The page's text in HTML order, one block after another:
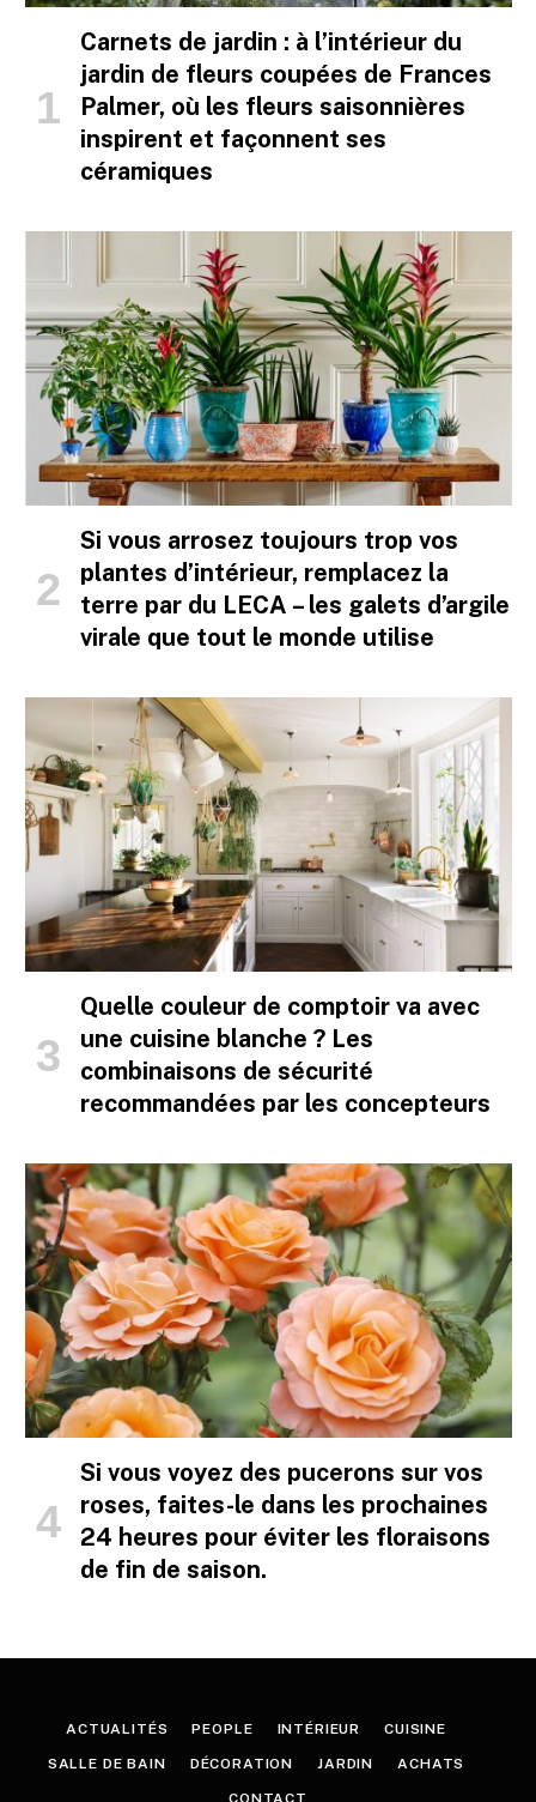
Carnets de jardin : à l’intérieur du
jardin de fleurs coupées de Frances
Palmer, où les fleurs saisonnières
inspirent et façonnent ses
céramiques
Si vous arrosez toujours trop vos
plantes d’intérieur, remplacez la
terre par du LECA – les galets d’argile
virale que tout le monde utilise
Quelle couleur de comptoir va avec
une cuisine blanche ? Les
combinaisons de sécurité
recommandées par les concepteurs
Si vous voyez des pucerons sur vos
roses, faites-le dans les prochaines
24 heures pour éviter les floraisons
de fin de saison.
ACTUALITÉS PEOPLE INTÉRIEUR CUISINE
SALLE DE BAIN DÉCORATION JARDIN ACHATS
CONTACT